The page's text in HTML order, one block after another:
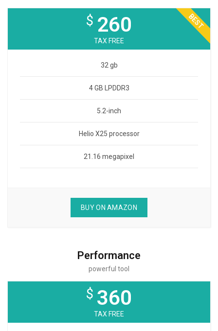
BEST
$ 260
TAX FREE
32 gb
4 GB LPDDR3
5.2-inch
Helio X25 processor
21.16 megapixel
BUY ON AMAZON
Performance
powerful tool
$ 360
TAX FREE